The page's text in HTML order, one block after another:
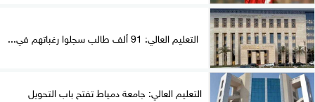
التعليم العالي: 91 ألف طالب سجلوا رغباتهم في...
التعليم العالي: جامعة دمياط تفتح باب التحويل